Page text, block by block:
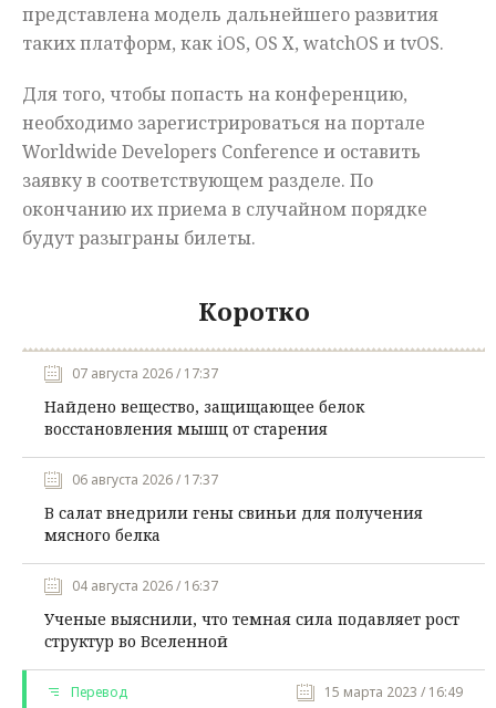
представлена модель дальнейшего развития
таких платформ, как iOS, OS X, watchOS и tvOS.
Для того, чтобы попасть на конференцию,
необходимо зарегистрироваться на портале
Worldwide Developers Conference и оставить
заявку в соответствующем разделе. По
окончанию их приема в случайном порядке
будут разыграны билеты.
Коротко
07 августа 2026 / 17:37
Найдено вещество, защищающее белок
восстановления мышц от старения
06 августа 2026 / 17:37
В салат внедрили гены свиньи для получения
мясного белка
04 августа 2026 / 16:37
Ученые выяснили, что темная сила подавляет рост
структур во Вселенной
Перевод 15 марта 2023 / 16:49